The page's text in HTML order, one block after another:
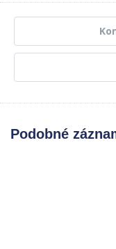
Podobné